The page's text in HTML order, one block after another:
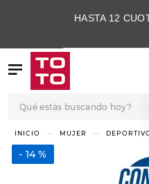
HASTA 12
MUJER
14 %